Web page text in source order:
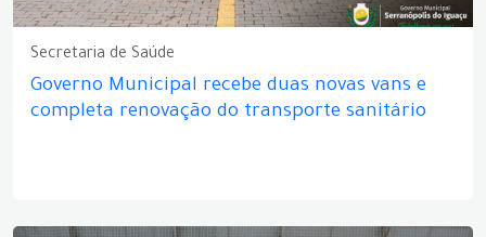
Secretaria de Saúde
Governo Municipal recebe duas novas vans e
completa renovação do transporte sanitário